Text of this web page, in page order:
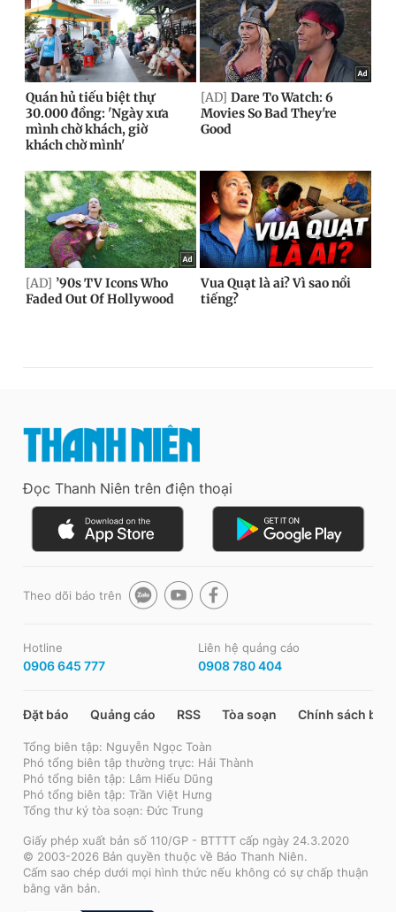
Đọc Thanh Niên trên điện thoại
Theo dõi báo trên
Hotline
0906 645 777
Liên hệ quảng cáo
0908 780 404
Đặt báo Quảng cáo RSS Tòa soạn Chính sách bảo
Tổng biên tập: Nguyễn Ngọc Toàn
Phó tổng biên tập thường trực: Hải Thành
Phó tổng biên tập: Lâm Hiếu Dũng
Phó tổng biên tập: Trần Việt Hưng
Tổng thư ký tòa soạn: Đức Trung
Giấy phép xuất bản số 110/GP - BTTTT cấp ngày 24.3.2020
© 2003-2026 Bản quyền thuộc về Báo Thanh Niên.
Cấm sao chép dưới mọi hình thức nếu không có sự chấp thuận
bằng văn bản.